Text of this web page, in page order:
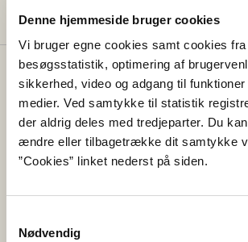
Denne hjemmeside bruger cookies
Vi bruger egne cookies samt cookies
besøgsstatistik, optimering af
sikkerhed, video og adgang til
medier. Ved samtykke til statistik
der aldrig deles med tredjeparter. Du
ændre eller tilbagetrække dit samtykke
”Cookies” linket nederst på siden.
Nødvendig
Fødevarestyrelsen
Fødevarestyrelsen tager sig af regler
fødevareområdet og sikrer, at reglerne
via vejledning og via kontrol med
Kontakt